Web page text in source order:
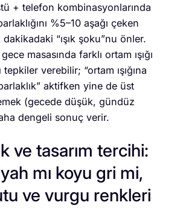
+ telefon kombinasyonlarında
%5–10 aşağı çeken
“ışık şoku”nu önler.
masasında farklı ortam ışığı
verebilir; “ortam ışığına
aktifken yine de üst
(gecede düşük, gündüz
dengeli sonuç verir.
ve tasarım tercihi:
mı koyu gri mi,
ve vurgu renkleri